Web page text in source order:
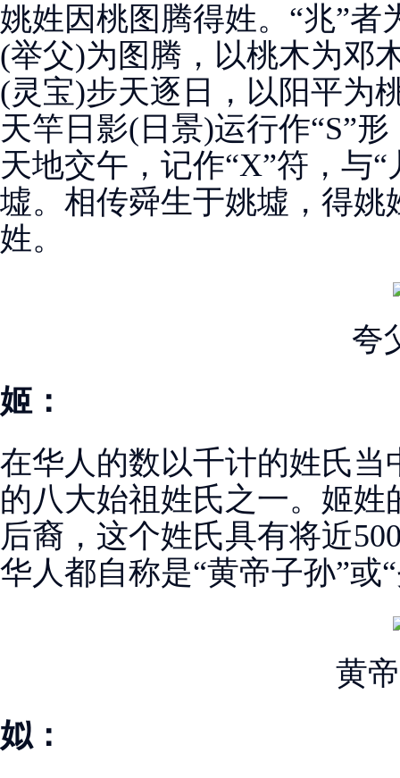
姚姓因桃图腾得姓。“兆”者
(举父)为图腾，以桃木为邓
(灵宝)步天逐日，以阳平为
天竿日影(日景)运行作“S”
天地交午，记作“X”符，与
墟。相传舜生于姚墟，得
姓。
夸
姬：
在华人的数以千计的姓氏
的八大始祖姓氏之一。姬
后裔，这个姓氏具有将近
华人都自称是“黄帝子孙”或
黄
姒：